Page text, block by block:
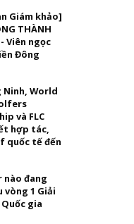
Giám khảo]
THÀNH
- Viên ngọc
Đông
Ninh, World
và FLC
hợp tác,
quốc tế đến
đang
vòng 1 Giải
gia